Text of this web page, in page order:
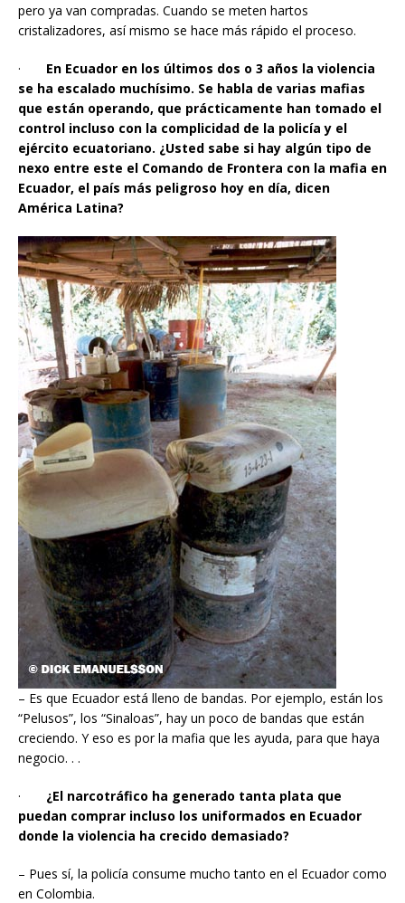
pero ya van compradas. Cuando se meten hartos
cristalizadores, así mismo se hace más rápido el proceso.
· En Ecuador en los últimos dos o 3 años la violencia
se ha escalado muchísimo. Se habla de varias mafias
que están operando, que prácticamente han tomado el
control incluso con la complicidad de la policía y el
ejército ecuatoriano. ¿Usted sabe si hay algún tipo de
nexo entre este el Comando de Frontera con la mafia en
Ecuador, el país más peligroso hoy en día, dicen
América Latina?
– Es que Ecuador está lleno de bandas. Por ejemplo, están los
“Pelusos”, los “Sinaloas”, hay un poco de bandas que están
creciendo. Y eso es por la mafia que les ayuda, para que haya
negocio. . .
· ¿El narcotráfico ha generado tanta plata que
puedan comprar incluso los uniformados en Ecuador
donde la violencia ha crecido demasiado?
– Pues sí, la policía consume mucho tanto en el Ecuador como
en Colombia.